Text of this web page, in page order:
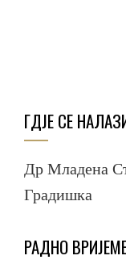
ГДЈЕ СЕ
Др Младена
Градишка
РАДНО